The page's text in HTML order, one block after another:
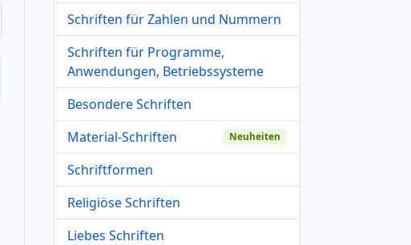
Schriften für Zahlen und Nummern
Schriften für Programme,
Anwendungen, Betriebssysteme
Besondere Schriften
Material-Schriften
Neuheiten
Schriftformen
Religiöse Schriften
Liebes Schriften